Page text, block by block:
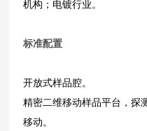
机构；电镀行业。
标准配置
开放式样品腔。
精密二维移动样品平台，探
移动。